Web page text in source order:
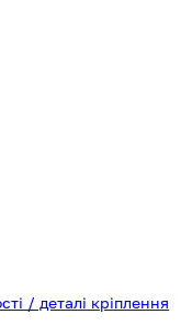
/ деталі кріплення